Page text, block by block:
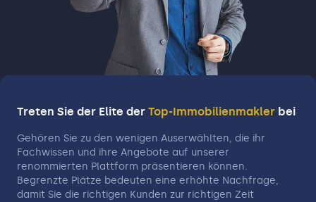
Treten Sie der Elite der Top-Immobilienmakler bei
Gehören Sie zu den wenigen Auserwählten, die ihr
Fachwissen und ihre Angebote auf unserer
renommierten Plattform präsentieren können.
Begrenzte Plätze bedeuten eine erhöhte Nachfrage,
damit Sie die richtigen Kunden zur richtigen Zeit